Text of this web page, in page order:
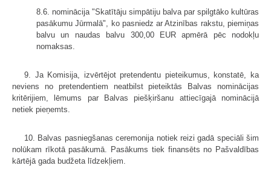
8.6. nominācija "Skatītāju simpātiju balva par spilgtāko kultūras
pasākumu Jūrmalā", ko pasniedz ar Atzinības rakstu, piemiņas
balvu un naudas balvu 300,00 EUR apmērā pēc nodokļu
nomaksas.
9. Ja Komisija, izvērtējot pretendentu pieteikumus, konstatē, ka
neviens no pretendentiem neatbilst pieteiktās Balvas nominācijas
kritērijiem, lēmums par Balvas piešķiršanu attiecīgajā nominācijā
netiek pieņemts.
10. Balvas pasniegšanas ceremonija notiek reizi gadā speciāli šim
nolūkam rīkotā pasākumā. Pasākums tiek finansēts no Pašvaldības
kārtējā gada budžeta līdzekļiem.